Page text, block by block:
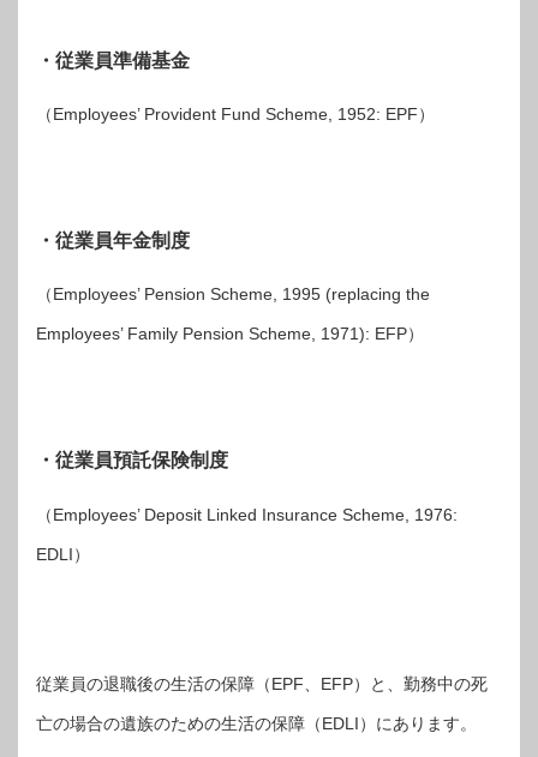
・従業員準備基金
（Employees’ Provident Fund Scheme, 1952: EPF）
・従業員年金制度
（Employees’ Pension Scheme, 1995 (replacing the
Employees’ Family Pension Scheme, 1971): EFP）
・従業員預託保険制度
（Employees’ Deposit Linked Insurance Scheme, 1976:
EDLI）
従業員の退職後の生活の保障（EPF、EFP）と、勤務中の死
亡の場合の遺族のための生活の保障（EDLI）にあります。